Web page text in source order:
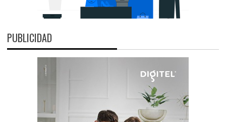
PUBLICIDAD